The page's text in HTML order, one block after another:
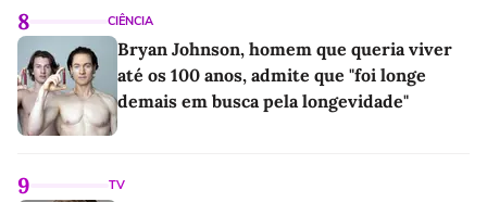
8 CIÊNCIA
Bryan Johnson, homem que queria viver
até os 100 anos, admite que "foi longe
demais em busca pela longevidade"
9 TV